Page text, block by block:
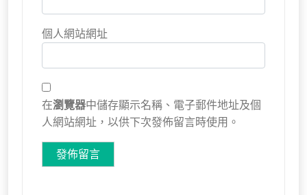
個人網站網址
在瀏覽器中儲存顯示名稱、電子郵件地址及個
人網站網址，以供下次發佈留言時使用。